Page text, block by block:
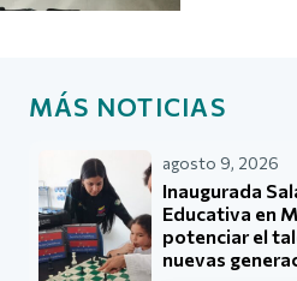
MÁS NOTICIAS
agosto 9, 2026
Inaugurada
Educativa en
potenciar el
nuevas